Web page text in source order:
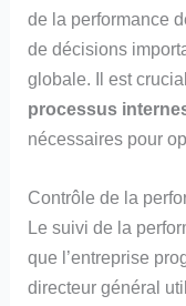
de la performance
de décisions
globale. Il est
processus
nécessaires pour
Contrôle de la
Le suivi de la
que l’entreprise
directeur général